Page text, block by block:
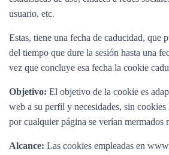
usuario, etc.
Estas, tiene una fecha de caducidad, que
del tiempo que dure la sesión hasta una
vez que concluye esa fecha la cookie
Objetivo: El objetivo de la cookie es
web a su perfil y necesidades, sin
por cualquier página se verían mermados
Alcance: Las cookies empleadas en